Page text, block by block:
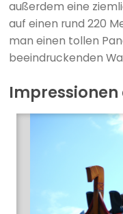
außerdem eine
auf einen rund 220
man einen tollen
beeindruckenden
Impressionen